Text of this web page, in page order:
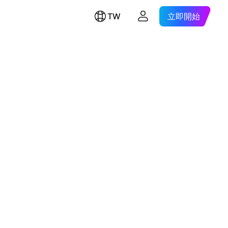
TW 立即開始